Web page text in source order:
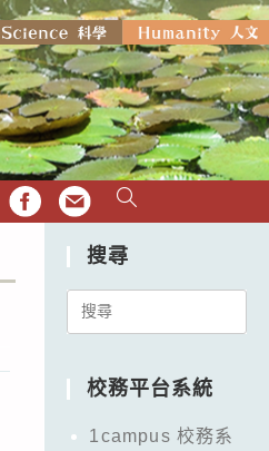
FB EMAIL
搜尋
Search
校務平台系統
1campus 校務系